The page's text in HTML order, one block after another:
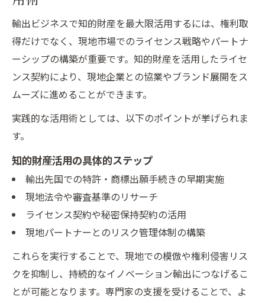
輸出ビジネスで知的財産を最大限活用するには、権利取
得だけでなく、現地市場でのライセンス戦略やパートナ
ーシップの構築が重要です。知的財産を活用したライセ
ンス契約により、現地企業との協業やブランド展開をス
ムーズに進めることができます。
実践的な活用術としては、以下のポイントが挙げられま
す。
知的財産活用の具体的ステップ
輸出先国での特許・商標出願手続きの早期実施
現地法令や審査基準のリサーチ
ライセンス契約や秘密保持契約の活用
現地パートナーとのリスク管理体制の構築
これらを実行することで、現地での模倣や権利侵害リス
クを抑制し、持続的なイノベーション輸出につなげるこ
とが可能となります。専門家の支援を受けることで、よ